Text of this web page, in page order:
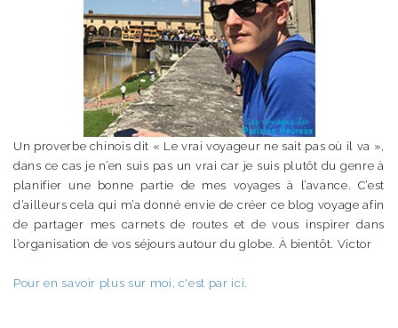
Un proverbe chinois dit « Le vrai voyageur ne sait pas où il va »,
dans ce cas je n’en suis pas un vrai car je suis plutôt du genre à
planifier une bonne partie de mes voyages à l’avance. C’est
d’ailleurs cela qui m’a donné envie de créer ce blog voyage afin
de partager mes carnets de routes et de vous inspirer dans
l’organisation de vos séjours autour du globe. À bientôt. Victor
Pour en savoir plus sur moi, c'est par ici.